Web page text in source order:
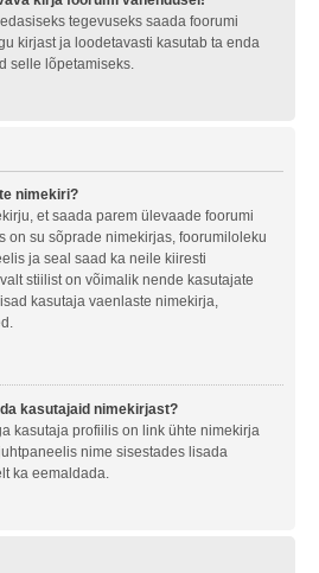
tegevuseks saada foorumi
kirjast ja loodetavasti kasutab ta enda
selle lõpetamiseks.
nimekiri?
et saada parem ülevaade foorumi
on su sõprade nimekirjas, foorumiloleku
ja seal saad ka neile kiiresti
stiilist on võimalik nende kasutajate
kasutaja vaenlaste nimekirja,
kasutajaid nimekirjast?
kasutaja profiilis on link ühte nimekirja
nime sisestades lisada
ka eemaldada.